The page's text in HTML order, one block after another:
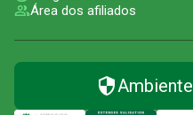
Área dos afiliados
Ambiente